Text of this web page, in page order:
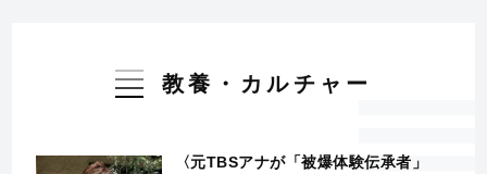
教養・カルチャー
〈元TBSアナが「被爆体験伝承者」